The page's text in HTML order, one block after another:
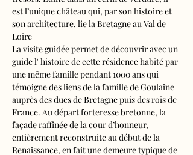
est l’unique château qui, par son histoire et
son architecture, lie la Bretagne au Val de
Loire
La visite guidée permet de découvrir avec un
guide l' histoire de cette résidence habité par
une même famille pendant 1000 ans qui
témoigne des liens de la famille de Goulaine
auprès des ducs de Bretagne puis des rois de
France. Au départ forteresse bretonne, la
façade raffinée de la cour d’honneur,
entièrement reconstruite au début de la
Renaissance, en fait une demeure typique de